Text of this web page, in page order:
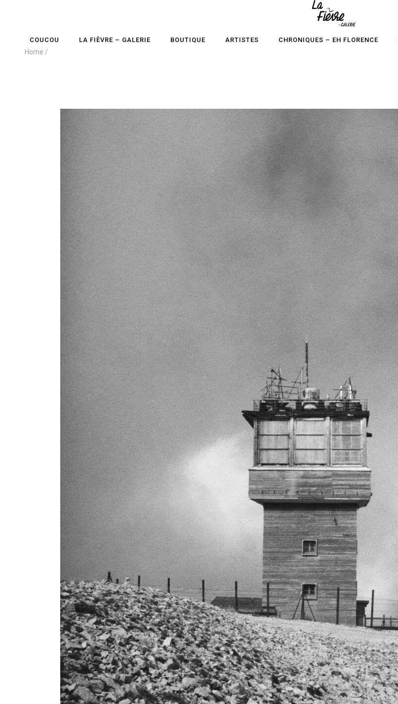
COUCOU LA FIÈVRE – GALERIE BOUTIQUE ARTISTES CHRONIQUES – EH FLORENCE
Home